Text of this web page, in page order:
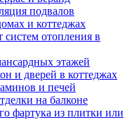
подвалов
и коттеджах
систем отопления в
этажей
и дверей в коттеджах
и печей
на балконе
фартука из плитки или